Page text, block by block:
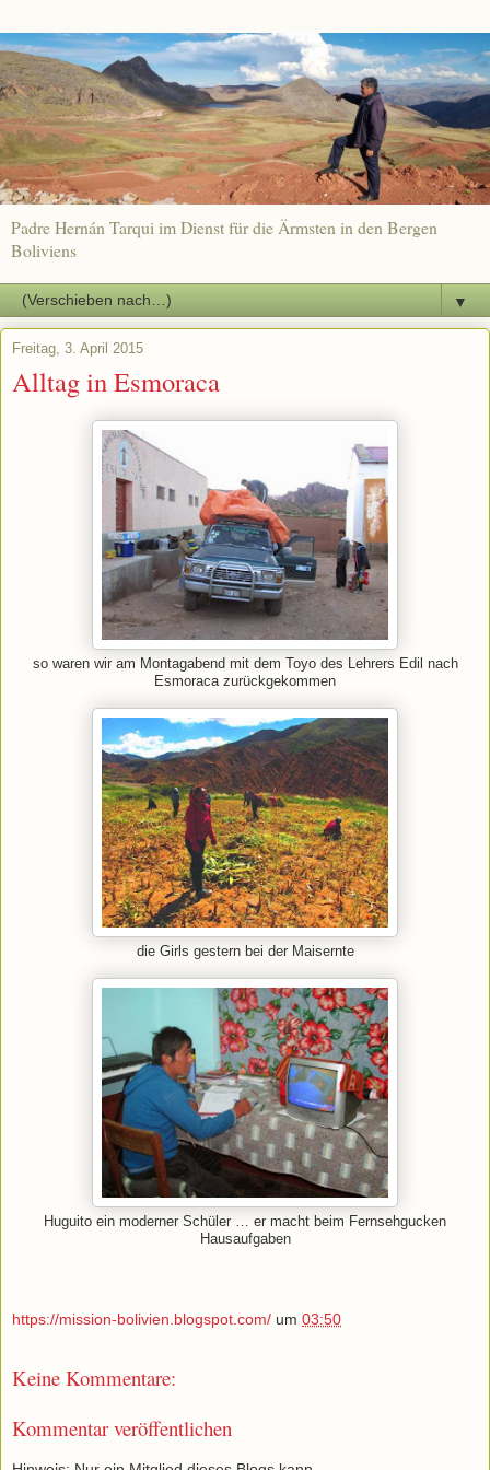
Padre Hernán Tarqui im Dienst für die Ärmsten in den Bergen
Boliviens
▼
Freitag, 3. April 2015
Alltag in Esmoraca
so waren wir am Montagabend mit dem Toyo des Lehrers Edil nach
Esmoraca zurückgekommen
die Girls gestern bei der Maisernte
Huguito ein moderner Schüler … er macht beim Fernsehgucken
Hausaufgaben
https://mission-bolivien.blogspot.com/ um 03:50
Keine Kommentare:
Kommentar veröffentlichen